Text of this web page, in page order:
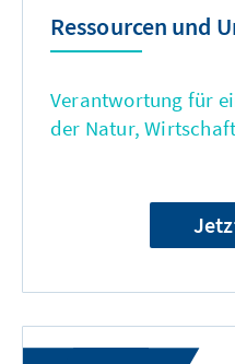
Ressourcen und
Verantwortung für
der Natur,